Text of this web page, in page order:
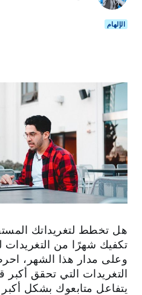
الإلهام
هل تخطط لتغريداتك
تكفيك شهرًا من التغريدات
وعلى مدار هذا الشهر،
التغريدات التي تحقق
يتفاعل متابعوك بشكل أكبر